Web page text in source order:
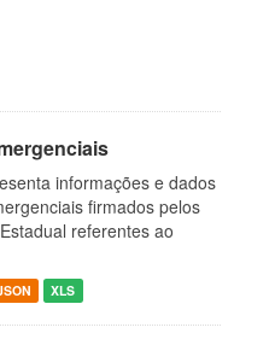
informações e dados
firmados pelos
referentes ao
XLS